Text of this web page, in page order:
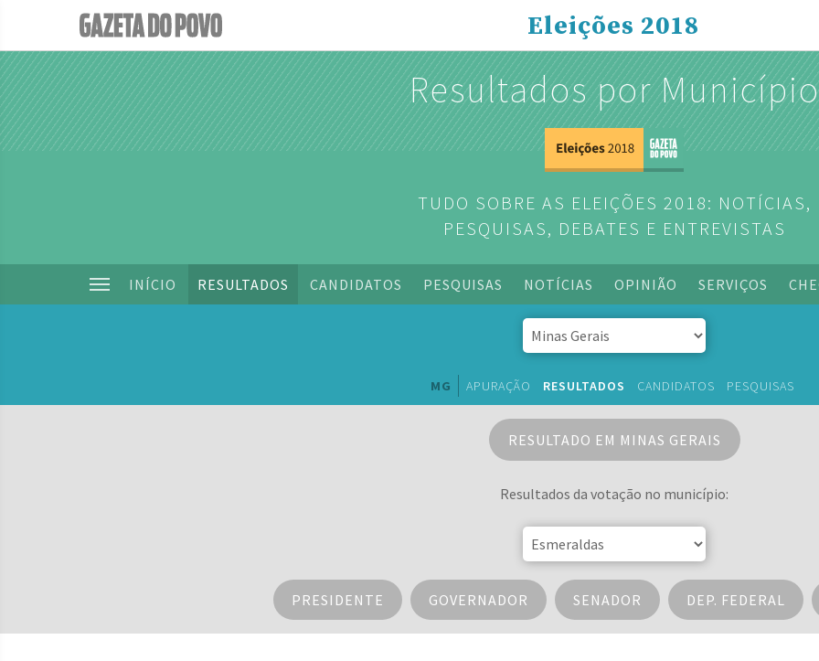
Eleições 2018
Resultados por Município
TUDO SOBRE AS ELEIÇÕES 2018: NOTÍCIAS,
PESQUISAS, DEBATES E ENTREVISTAS
INÍCIO RESULTADOS CANDIDATOS PESQUISAS NOTÍCIAS OPINIÃO SERVIÇOS
MG APURAÇÃO RESULTADOS CANDIDATOS PESQUISAS
RESULTADO EM MINAS GERAIS
Resultados da votação no município:
PRESIDENTE GOVERNADOR SENADOR DEP. FEDERAL